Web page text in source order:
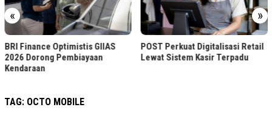
« »
POST Perkuat Digitalisasi Retail
Lewat Sistem Kasir Terpadu
Kepastian Produksi Tambang
Topang Penerimaan Negara
TAG: OCTO MOBILE